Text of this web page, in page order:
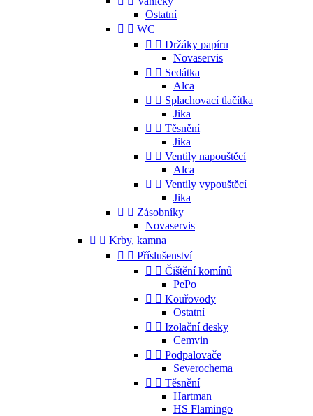
Ostatní
  WC
  Držáky papíru
Novaservis
  Sedátka
Alca
  Splachovací tlačítka
Jika
  Těsnění
Jika
  Ventily napouštěcí
Alca
  Ventily vypouštěcí
Jika
  Zásobníky
Novaservis
  Krby, kamna
  Příslušenství
  Čištění komínů
PePo
  Kouřovody
Ostatní
  Izolační desky
Cemvin
  Podpalovače
Severochema
  Těsnění
Hartman
HS Flamingo